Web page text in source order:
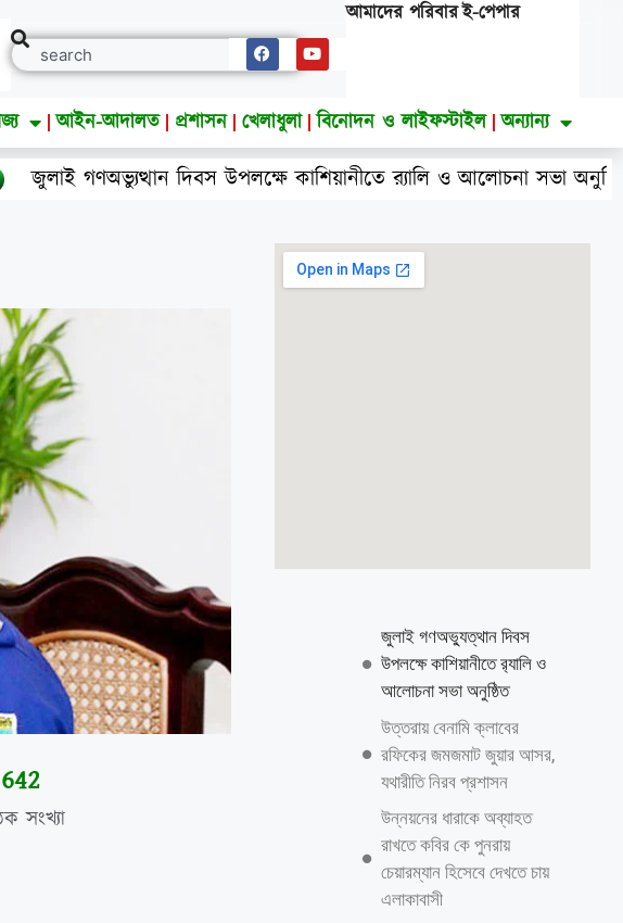
আমাদের পরিবারই-পেপার
আইন-আদালত প্রশাসন খেলাধুলা বিনোদন ও লাইফস্টাইল অন্যান্য
দিবস উপলক্ষে কাশিয়ানীতে র‍্যালি ও আলোচনা সভা অনুষ্ঠিত
সংখ্যা
644
জুলাই গণঅভ্যুত্থান দিবস
উপলক্ষে কাশিয়ানীতে র‍্যালি ও
আলোচনা সভা অনুষ্ঠিত
উত্তরায় বেনামি ক্লাবের
রফিকের জমজমাট জুয়ার আসর,
যথারীতি নিরব প্রশাসন
উন্নয়নের ধারাকে অব্যাহত
রাখতে কবির কে পুনরায়
চেয়ারম্যান হিসেবে দেখতে চায়
এলাকাবাসী